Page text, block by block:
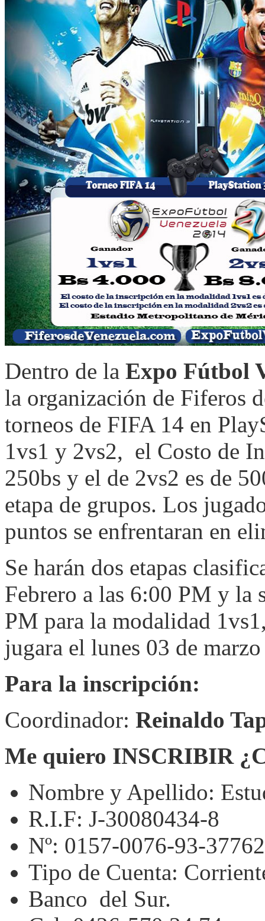
Dentro de la Expo Fútbol
la organización de Fiferos
torneos de FIFA 14 en
1vs1 y 2vs2, el Costo de
250bs y el de 2vs2 es de
etapa de grupos. Los
puntos se enfrentaran en
Se harán dos etapas
Febrero a las 6:00 PM y la
PM para la modalidad
jugara el lunes 03 de
Para la inscripción:
Coordinador: Reinaldo
Me quiero INSCRIBIR
Nombre y Apellido:
R.I.F: J-30080434-8
Nº: 0157-0076-93-
Tipo de Cuenta:
Banco del Sur.